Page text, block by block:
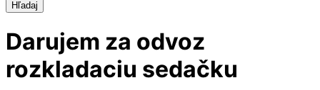
Hľadaj
Darujem za odvoz
rozkladaciu sedačku